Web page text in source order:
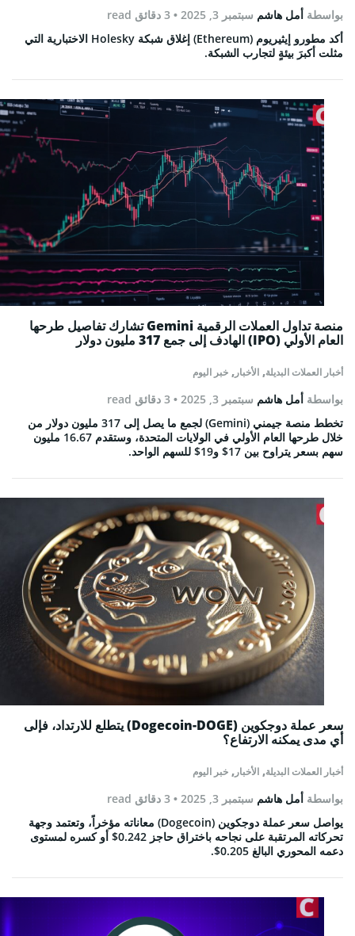
بواسطة أمل هاشم سبتمبر 3, 2025
• 3 دقائق read
أكد مطورو إيثيريوم (Ethereum) إغلاق شبكة Holesky الاختبارية التي
مثلت أكبرَ بيئةٍ لتجارب الشبكة.
أخبار العملات البديلة, الأخبار, خبر اليوم
منصة تداول العملات الرقمية Gemini تشارك تفاصيل طرحها
العام الأولي (IPO) الهادف إلى جمع 317 مليون دولار
بواسطة أمل هاشم سبتمبر 3, 2025
• 3 دقائق read
تخطط منصة جيمني (Gemini) لجمع ما يصل إلى 317 مليون دولار من
خلال طرحها العام الأولي في الولايات المتحدة، وستقدم 16.67 مليون
سهم بسعر يتراوح بين 17$ و19$ للسهم الواحد.
أخبار العملات البديلة, الأخبار, خبر اليوم
سعر عملة دوجكوين (Dogecoin-DOGE) يتطلع للارتداد، فإلى
أي مدى يمكنه الارتفاع؟
بواسطة أمل هاشم سبتمبر 3, 2025
• 3 دقائق read
يواصل سعر عملة دوجكوين (Dogecoin) معاناته مؤخراً، وتعتمد وجهة
تحركاته المرتقبة على نجاحه باختراق حاجز 0.242$ أو كسره لمستوى
دعمه المحوري البالغ 0.205$.